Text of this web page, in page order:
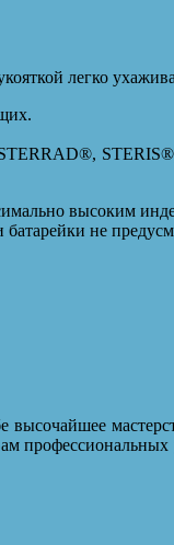
легко
STERIS®)
высоким
не
профессиональных